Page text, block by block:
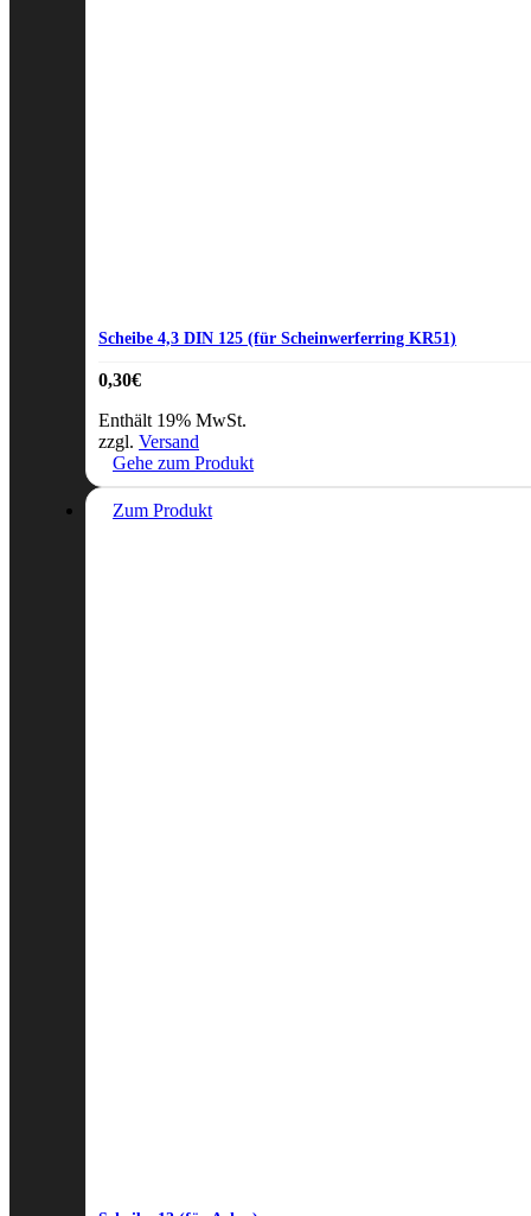
Scheibe 4,3 DIN 125 (für Scheinwerferring KR51)
0,30€
Enthält 19% MwSt.
zzgl. Versand
Gehe zum Produkt
Zum Produkt